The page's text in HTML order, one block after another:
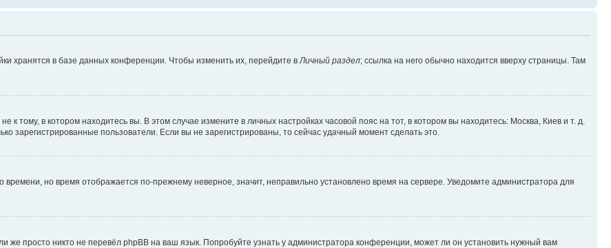
хранятся в базе данных конференции. Чтобы изменить их, перейдите вЛичный раздел; ссылка на него обычно находится вверху страницы. Там
к тому, в котором находитесь вы. В этом случае измените в личных настройках часовой пояс на тот, в котором вы находитесь: Москва, Киев и т. д.
зарегистрированные пользователи. Если вы не зарегистрированы, то сейчас удачный момент сделать это.
времени, но время отображается по-прежнему неверное, значит, неправильно установлено время на сервере. Уведомите администратора для
же просто никто не перевёл phpBB на ваш язык. Попробуйте узнать у администратора конференции, может ли он установить нужный вам